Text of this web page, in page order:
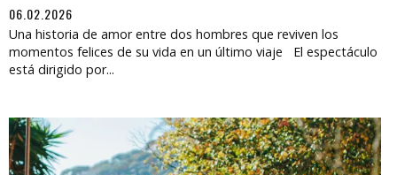
06.02.2026
Una historia de amor entre dos hombres que reviven los
momentos felices de su vida en un último viaje El espectáculo
está dirigido por...